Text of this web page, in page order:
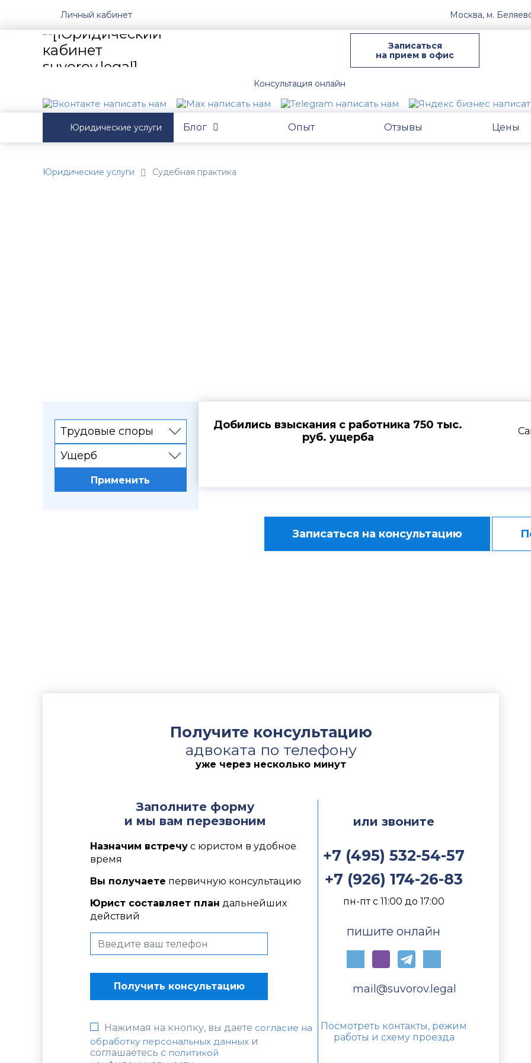
Личный кабинет Москва, м.
Записаться
на прием в офис
Консультация онлайн
Юридические услуги Блог Опыт Отзывы Цены
Юридические услуги Судебная практика
Трудовые споры
Ущерб
Применить
Добились взыскания с работника 750 тыс.
руб. ущерба
причинения работодателю имущественного ущерба
Защищали интересы работодателя по делу о взыскании
работником, подготовили правовую позицию по делу,
Записаться на консультацию
Получите консультацию
адвоката по телефону
уже через несколько минут
Заполните форму
и мы вам перезвоним
Назначим встречу с юристом в удобное
время
Вы получаете первичную консультацию
Юрист составляет план дальнейших
действий
Нажимая на кнопку, вы даете согласие на
обработку персональных данных и
соглашаетесь c политикой
или звоните
+7 (495) 532-54-57
+7 (926) 174-26-83
пн-пт с 11:00 до 17:00
пишите онлайн
mail@suvorov.legal
Посмотреть контакты, режим
работы и схему проезда